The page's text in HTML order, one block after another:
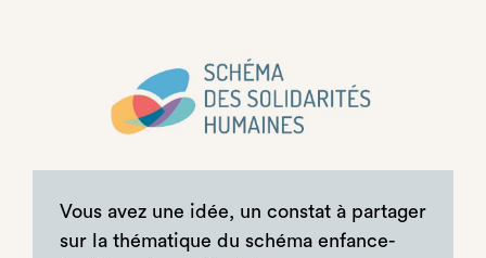
Vous avez une idée, un constat à partager
sur la thématique du schéma enfance-